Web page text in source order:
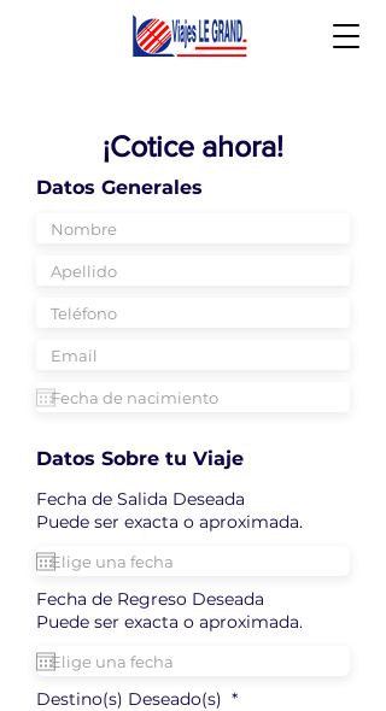
¡Cotice ahora!
Datos Generales
Datos Sobre tu Viaje
Fecha de Salida Deseada
Puede ser exacta o aproximada.
Fecha de Regreso Deseada
Puede ser exacta o aproximada.
Destino(s) Deseado(s) *